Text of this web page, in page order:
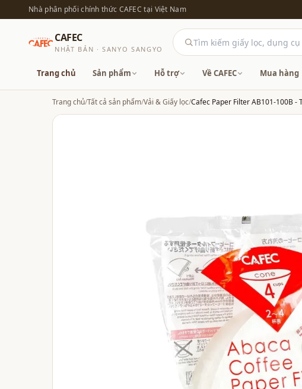
Nhà phân phối chính thức CAFEC tại Việt Nam
CAFEC
NHẬT BẢN · SANYO SANGYO
Trang chủ Sản phẩm Hỗ trợ Về CAFEC Mua hàng
Trang chủ/Tất cả sản phẩm/Vải & Giấy lọc/Cafec Paper Filter AB101-100B -